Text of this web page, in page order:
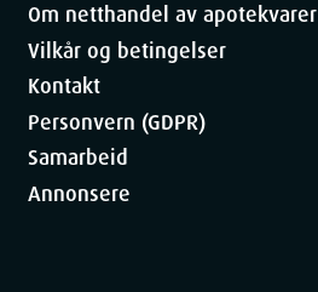
Om netthandel av apotekvarer
Vilkår og betingelser
Kontakt
Personvern (GDPR)
Samarbeid
Annonsere